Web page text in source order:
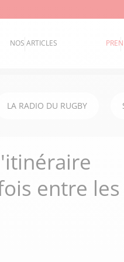
NOS ARTICLES
LA RADIO DU RUGBY
entre les